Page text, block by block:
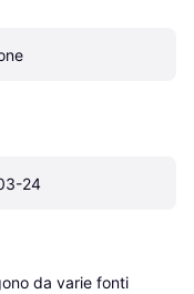
24
da varie fonti